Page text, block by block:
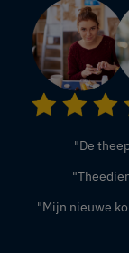
"De
"Mijn nieuwe